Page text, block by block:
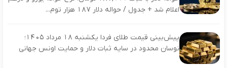
اعلام شد + جدول / حواله دلار ۱۸۷ هزار توم...
پیش‌بینی قیمت طلای فردا یکشنبه ۱۸ مرداد ۱۴۰۵؛
نوسان محدود در سایه ثبات دلار و حمایت اونس جهانی